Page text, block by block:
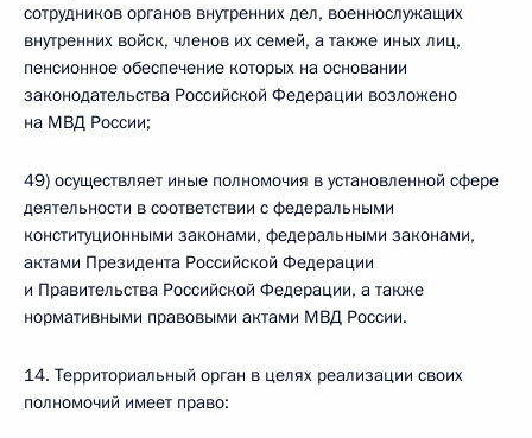
сотрудников органов внутренних дел, военнослужащих
внутренних войск, членов их семей, а также иных лиц,
пенсионное обеспечение которых на основании
законодательства Российской Федерации возложено
на МВД России;
49) осуществляет иные полномочия в установленной сфере
деятельности в соответствии с федеральными
конституционными законами, федеральными законами,
актами Президента Российской Федерации
и Правительства Российской Федерации, а также
нормативными правовыми актами МВД России.
14. Территориальный орган в целях реализации своих
полномочий имеет право: